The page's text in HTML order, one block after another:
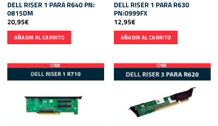
DELL RISER 1 PARA R640 PN:
0815DM
20,95€
AÑADIR AL CARRITO
DELL RISER 1 PARA R630
PN:0999FX
12,95€
AÑADIR AL CARRITO